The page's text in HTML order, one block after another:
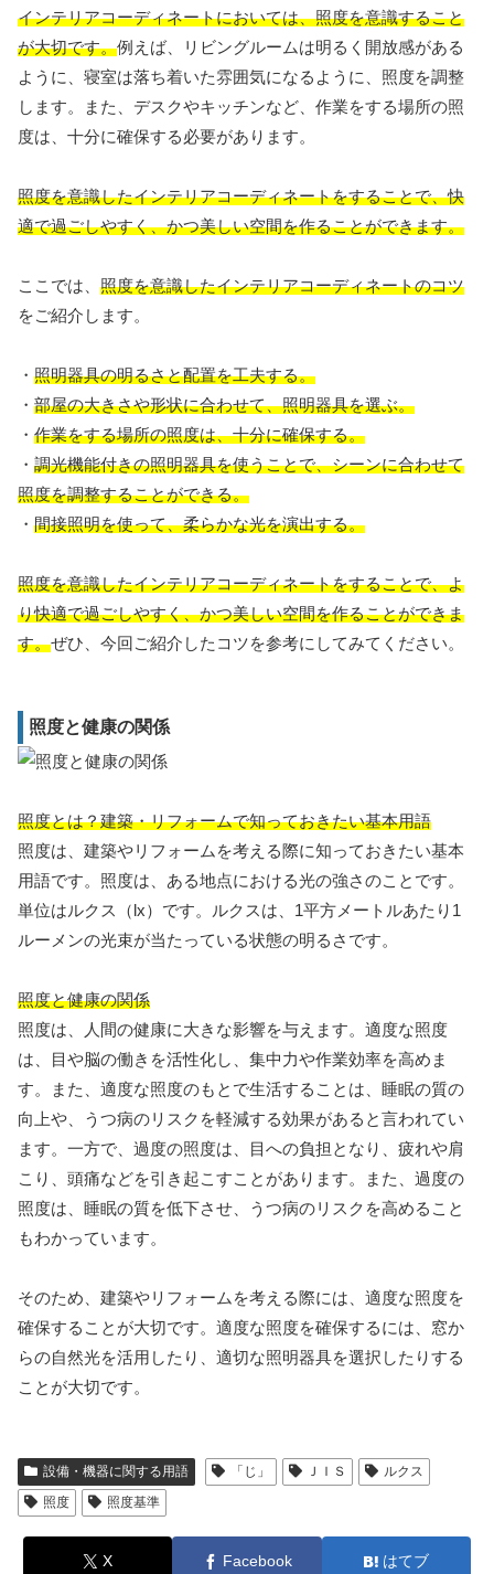
インテリアコーディネートにおいては、照度を意識すること
が大切です。例えば、リビングルームは明るく開放感がある
ように、寝室は落ち着いた雰囲気になるように、照度を調整
します。また、デスクやキッチンなど、作業をする場所の照
度は、十分に確保する必要があります。
照度を意識したインテリアコーディネートをすることで、快
適で過ごしやすく、かつ美しい空間を作ることができます。
ここでは、 照度を意識したインテリアコーディネートのコツ
をご紹介します。
・ 照明器具の明るさと配置を工夫する。
・ 部屋の大きさや形状に合わせて、照明器具を選ぶ。
・ 作業をする場所の照度は、十分に確保する。
・ 調光機能付きの照明器具を使うことで、シーンに合わせて
照度を調整することができる。
・ 間接照明を使って、柔らかな光を演出する。
照度を意識したインテリアコーディネートをすることで、よ
り快適で過ごしやすく、かつ美しい空間を作ることができま
す。ぜひ、今回ご紹介したコツを参考にしてみてください。
照度と健康の関係
照度とは？建築・リフォームで知っておきたい基本用語
照度は、建築やリフォームを考える際に知っておきたい基本
用語です。照度は、ある地点における光の強さのことです。
単位はルクス（lx）です。ルクスは、1平方メートルあたり1
ルーメンの光束が当たっている状態の明るさです。
照度と健康の関係
照度は、人間の健康に大きな影響を与えます。適度な照度
は、目や脳の働きを活性化し、集中力や作業効率を高めま
す。また、適度な照度のもとで生活することは、睡眠の質の
向上や、うつ病のリスクを軽減する効果があると言われてい
ます。一方で、過度の照度は、目への負担となり、疲れや肩
こり、頭痛などを引き起こすことがあります。また、過度の
照度は、睡眠の質を低下させ、うつ病のリスクを高めること
もわかっています。
そのため、建築やリフォームを考える際には、適度な照度を
確保することが大切です。適度な照度を確保するには、窓か
らの自然光を活用したり、適切な照明器具を選択したりする
ことが大切です。
設備・機器に関する用語 「じ」 ＪＩＳ
ルクス
照度
照度基準
X Facebook はてブ